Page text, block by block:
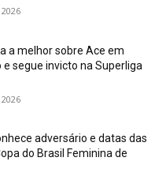
a melhor sobre Ace em
e segue invicto na Superliga
adversário e datas das
do Brasil Feminina de